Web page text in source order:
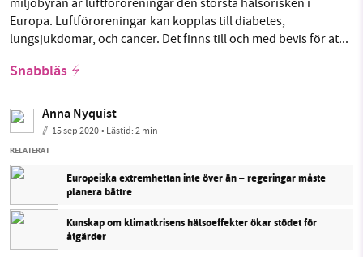
miljöbyrån är luftföroreningar den största hälsorisken i
Europa. Luftföroreningar kan kopplas till diabetes,
lungsjukdomar, och cancer. Det finns till och med bevis för at...
Snabbläs
Anna Nyquist
15 sep 2020• Lästid:2 min
RELATERAT
Europeiska extremhettan inte över än – regeringar måste
planera bättre
Kunskap om klimatkrisens hälsoeffekter ökar stödet för
åtgärder